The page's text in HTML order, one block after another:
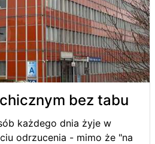
bez tabu
każdego dnia żyje w
odrzucenia - mimo że "na